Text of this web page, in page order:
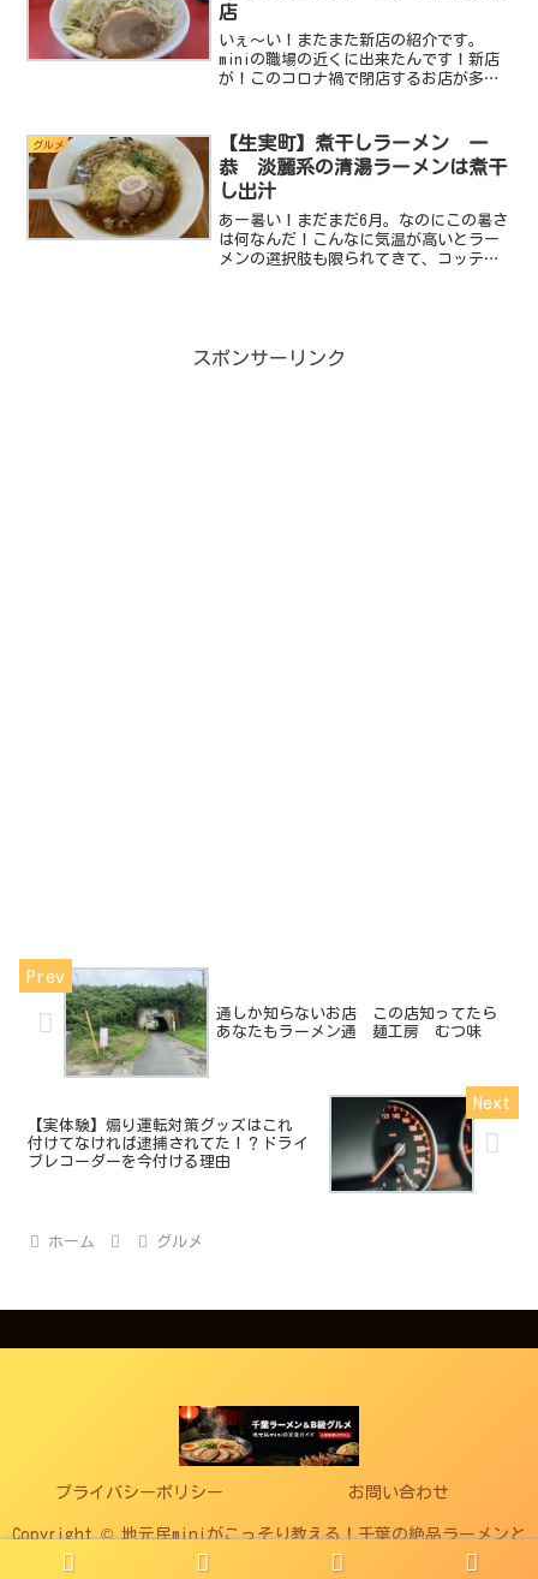
店
いぇ～い！またまた新店の紹介です。
miniの職場の近くに出来たんです！新店
が！このコロナ禍で閉店するお店が多い
望を胸に新しいチャレンジをされている
姿は逆に勇気をもらっち...
グルメ
【生実町】煮干しラーメン 一
恭 淡麗系の清湯ラーメンは煮干
し出汁
あー暑い！まだまだ6月。なのにこの暑さ
は何なんだ！こんなに気温が高いとラー
メンの選択肢も限られてきて、コッテリ
スポンサーリンク
通しか知らないお店 この店知ってたら
あなたもラーメン通 麺工房 むつ味
【実体験】煽り運転対策グッズはこれ
付けてなければ逮捕されてた！？ドライ
ブレコーダーを今付ける理由
ホーム グルメ
プライバシーポリシー お問い合わせ
Copyright © 地元民miniがこっそり教える！千葉の絶品ラーメンと